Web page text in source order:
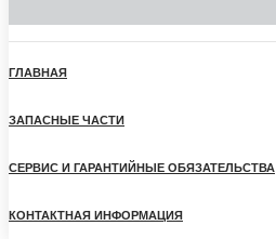
ГЛАВНАЯ
ЗАПАСНЫЕ ЧАСТИ
СЕРВИС И ГАРАНТИЙНЫЕ ОБЯЗАТЕЛЬСТВА
КОНТАКТНАЯ ИНФОРМАЦИЯ